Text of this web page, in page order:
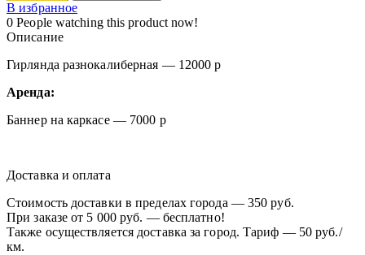
В избранное
0 People watching this product now!
Описание
Гирлянда разнокалиберная — 12000 р
Аренда:
Баннер на каркасе — 7000 р
Доставка и оплата
Стоимость доставки в пределах города — 350 руб.
При заказе от 5 000 руб. — бесплатно!
Также осуществляется доставка за город. Тариф — 50 руб./
км.